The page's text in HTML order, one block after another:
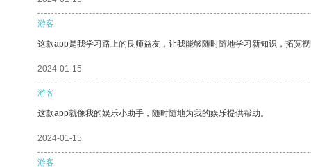
游客
这款app是我学习路上的良师益友，让我能够随时随地学习新知识，拓宽
2024-01-15
游客
这款app就像我的娱乐小助手，随时随地为我的娱乐提供帮助。
2024-01-15
游客